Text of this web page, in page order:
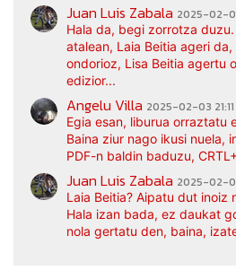
Juan Luis Zabala 2025-02-
Hala da, begi zorrotza
atalean, Laia Beitia ageri
ondorioz, Lisa Beitia agertu
edizior...
Angelu Villa 2025-02-03 21:11
Egia esan, liburua orraztatu
Baina ziur nago ikusi nuela,
PDF-n baldin baduzu,
Juan Luis Zabala 2025-02-
Laia Beitia? Aipatu dut inoiz
Hala izan bada, ez daukat
nola gertatu den, baina,